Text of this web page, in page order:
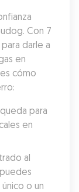
Con 7
darle a
en
cómo
para
en
al
o un